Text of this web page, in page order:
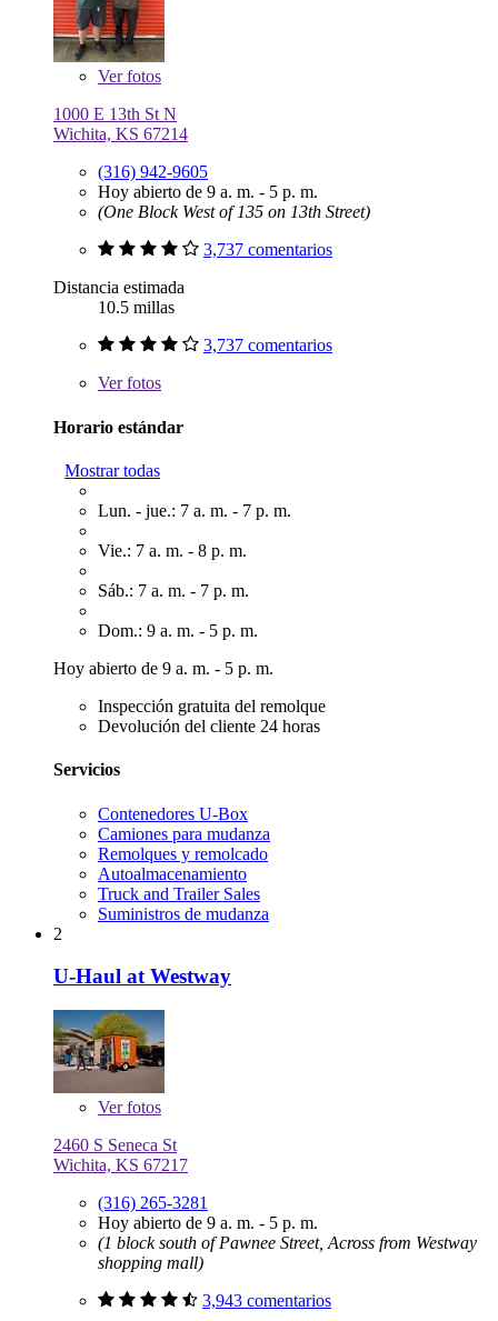
Verfotos
1000 E 13th St N
Wichita, KS 67214
(316) 942-9605
Hoy abierto de 9 a. m. - 5 p. m.
(One Block West of 135 on 13th Street)
3,737 comentarios
Distancia estimada
10.5 millas
3,737 comentarios
Verfotos
Horario estándar
Mostrar todas
Lun. - jue.: 7 a. m. - 7 p. m.
Vie.: 7 a. m. - 8 p. m.
Sáb.: 7 a. m. - 7 p. m.
Dom.: 9 a. m. - 5 p. m.
Hoy abierto de 9 a. m. - 5 p. m.
Inspección gratuita del remolque
Devolución del cliente 24 horas
Servicios
Contenedores U-Box
Camiones para mudanza
Remolques y remolcado
Autoalmacenamiento
Truck and Trailer Sales
Suministros de mudanza
2
U-Haul at Westway
Verfotos
2460 S Seneca St
Wichita, KS 67217
(316) 265-3281
Hoy abierto de 9 a. m. - 5 p. m.
(1 block south of Pawnee Street, Across from Westway
shopping mall)
3,943 comentarios